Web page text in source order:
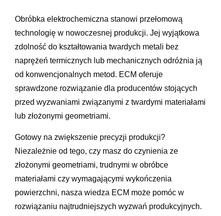
Obróbka elektrochemiczna stanowi przełomową
technologię w nowoczesnej produkcji. Jej wyjątkowa
zdolność do kształtowania twardych metali bez
naprężeń termicznych lub mechanicznych odróżnia ją
od konwencjonalnych metod. ECM oferuje
sprawdzone rozwiązanie dla producentów stojących
przed wyzwaniami związanymi z twardymi materiałami
lub złożonymi geometriami.
Gotowy na zwiększenie precyzji produkcji?
Niezależnie od tego, czy masz do czynienia ze
złożonymi geometriami, trudnymi w obróbce
materiałami czy wymagającymi wykończenia
powierzchni, nasza wiedza ECM może pomóc w
rozwiązaniu najtrudniejszych wyzwań produkcyjnych.